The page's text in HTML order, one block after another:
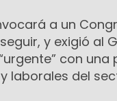
a un
y exigió al
con
laborales del